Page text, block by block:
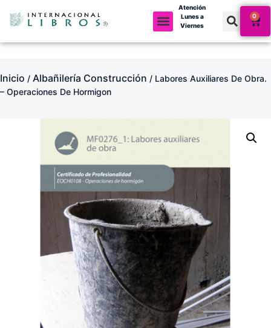
Atención
Lunes a
Viernes
0
Inicio / Albañilería Construcción / Labores Auxiliares De Obra.
– Operaciones De Hormigon